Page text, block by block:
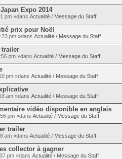
Expo 2014
pm »dans Actualité / Message du Staff
prix pour Noël
pm »dans Actualité / Message du Staff
trailer
pm »dans Actualité / Message du Staff
pm »dans Actualité / Message du Staff
am »dans Actualité / Message du Staff
vidéo disponible en anglais
pm »dans Actualité / Message du Staff
trailer
am »dans Actualité / Message du Staff
collector à gagner
pm »dans Actualité / Message du Staff